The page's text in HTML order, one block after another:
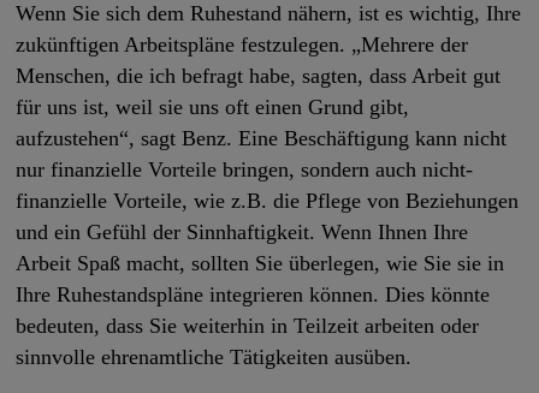
Wenn Sie sich dem Ruhestand nähern, ist es wichtig, Ihre
zukünftigen Arbeitspläne festzulegen. „Mehrere der
Menschen, die ich befragt habe, sagten, dass Arbeit gut
für uns ist, weil sie uns oft einen Grund gibt,
aufzustehen“, sagt Benz. Eine Beschäftigung kann nicht
nur finanzielle Vorteile bringen, sondern auch nicht-
finanzielle Vorteile, wie z.B. die Pflege von Beziehungen
und ein Gefühl der Sinnhaftigkeit. Wenn Ihnen Ihre
Arbeit Spaß macht, sollten Sie überlegen, wie Sie sie in
Ihre Ruhestandspläne integrieren können. Dies könnte
bedeuten, dass Sie weiterhin in Teilzeit arbeiten oder
sinnvolle ehrenamtliche Tätigkeiten ausüben.